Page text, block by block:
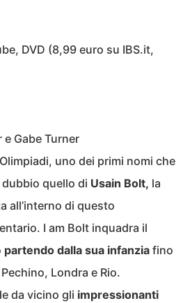
DVD (8,99 euro su IBS.it,
e Gabe Turner
uno dei primi nomi che
quello di Usain Bolt, la
all’interno di questo
I am Bolt inquadra il
partendo dalla sua infanzia fino
Londra e Rio.
da vicino gli impressionanti